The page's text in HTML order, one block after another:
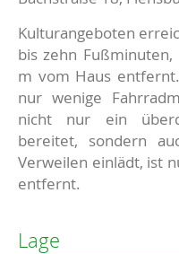
Kulturangeboten
bis zehn
m vom Haus
nur wenige
nicht nur ein
bereitet, sondern
Verweilen einlädt, ist
entfernt.
Lage